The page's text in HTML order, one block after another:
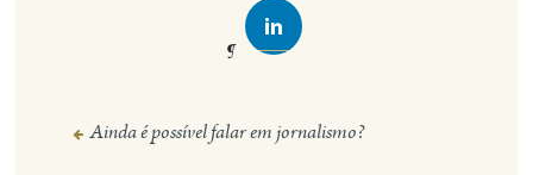
Navegação
Ainda é possível falar em jornalismo?